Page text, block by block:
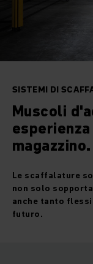
SISTEMI DI
Muscoli
magazzino.
Le scaffalature
non solo
anche tanto
futuro.